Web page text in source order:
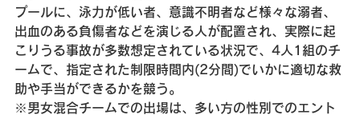
プールに、泳力が低い者、意識不明者など様々な溺者、
出血のある負傷者などを演じる人が配置され、実際に起
こりうる事故が多数想定されている状況で、4人1組のチ
ームで、指定された制限時間内(2分間)でいかに適切な救
助や手当ができるかを競う。
※男女混合チームでの出場は、多い方の性別でのエント